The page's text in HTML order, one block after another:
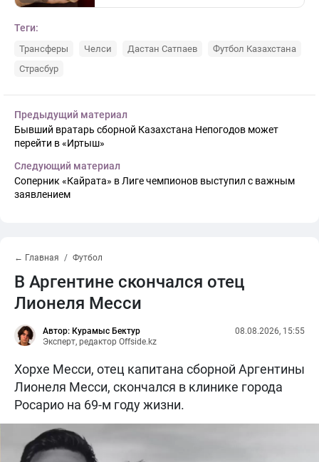
Теги:
Трансферы Челси Дастан Сатпаев
Футбол Казахстана
Страсбур
Предыдущий материал
Бывший вратарь сборной Казахстана Непогодов может
перейти в «Иртыш»
Следующий материал
Соперник «Кайрата» в Лиге чемпионов выступил с важным
заявлением
← Главная Футбол
В Аргентине скончался отец
Лионеля Месси
Автор: Курамыс Бектур
Эксперт, редактор Offside.kz
08.08.2026, 15:55
Хорхе Месси, отец капитана сборной Аргентины
Лионеля Месси, скончался в клинике города
Росарио на 69-м году жизни.